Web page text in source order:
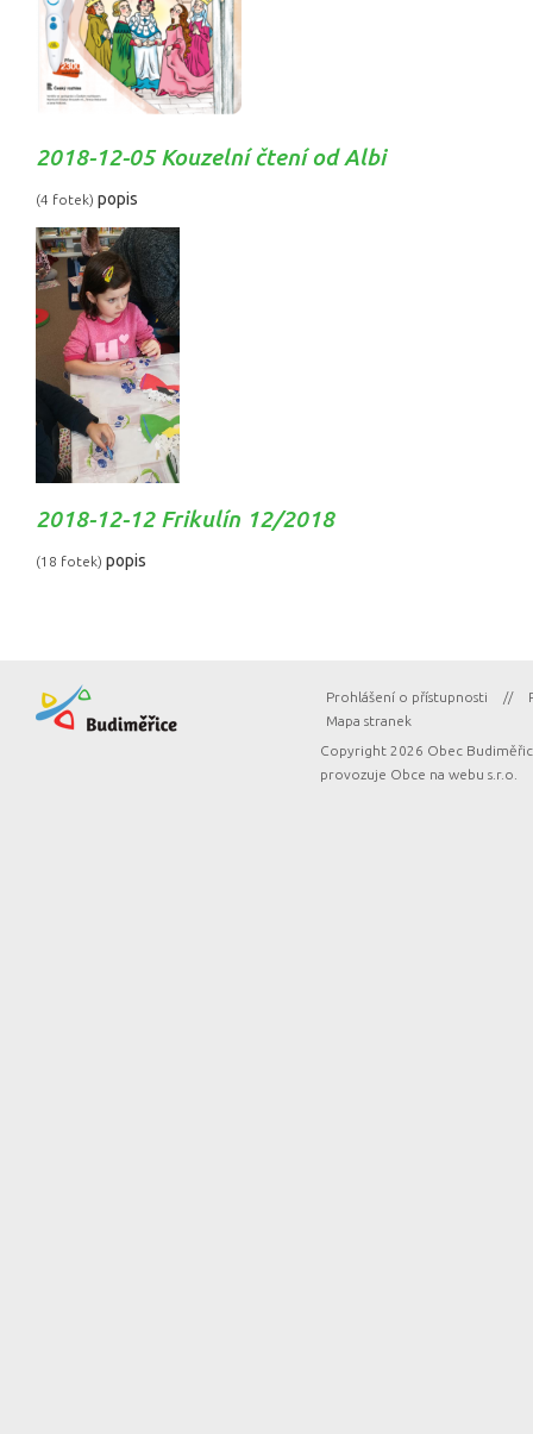
2018-12-05 Kouzelní čtení od Albi
(4 fotek) popis
2018-12-12 Frikulín 12/2018
(18 fotek) popis
Prohlášení o přístupnosti //
Mapa stranek
Copyright 2026 Obec
provozuje Obce na webu s.r.o.